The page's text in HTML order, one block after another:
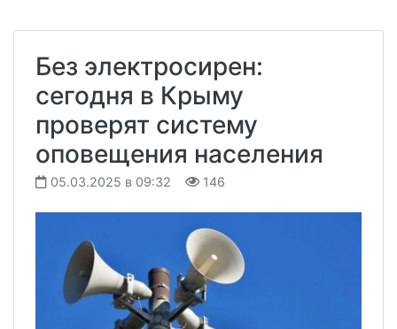
Без электросирен:
сегодня в Крыму
проверят систему
оповещения населения
05.03.2025 в 09:32 146